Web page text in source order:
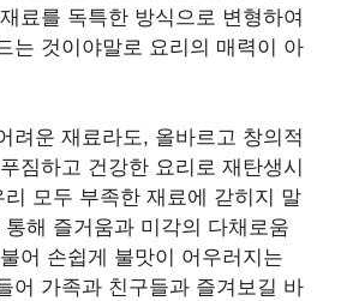
료를 독특한 방식으로 변형하여
는 것이야말로 요리의 매력이 아
려운 재료라도, 올바르고 창의적
짐하고 건강한 요리로 재탄생시
모두 부족한 재료에 갇히지 말
해 즐거움과 미각의 다채로움
어 손쉽게 불맛이 어우러지는
어 가족과 친구들과 즐겨보길 바